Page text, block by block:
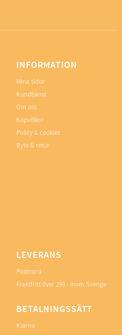
INFORMATION
Mina sidor
Kundtjänst
Om oss
Köpvillkor
Policy & cookies
Byte & retur
LEVERANS
Postnord
Fraktfritt över 299.- inom Sverige
BETALNINGSSÄTT
Klarna